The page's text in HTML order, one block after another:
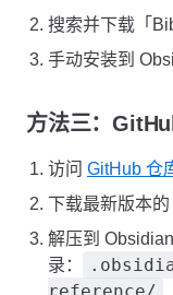
搜索并下载「
手动安装到
方法三：
访问 GitHub 仓
下载最新版本
解压到
录：